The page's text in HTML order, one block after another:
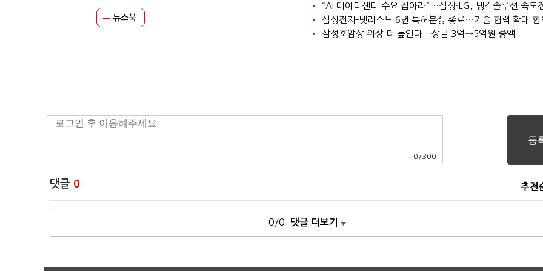
뉴스북
“AI 데이터센터 수요 잡아라”…삼성·LG, 냉각솔루션 속도
삼성전자-넷리스트 6년 특허분쟁 종료…기술 협력 확대 합
삼성호암상 위상 더 높인다…상금 3억→5억원 증액
0 /300
댓글 0 추천
0/0 댓글 더보기